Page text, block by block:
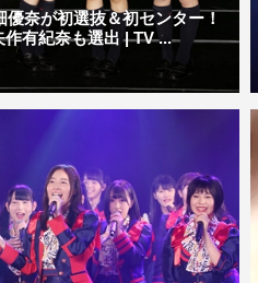
優奈が初選抜＆初センター！
作有紀奈も選出 | TV ...